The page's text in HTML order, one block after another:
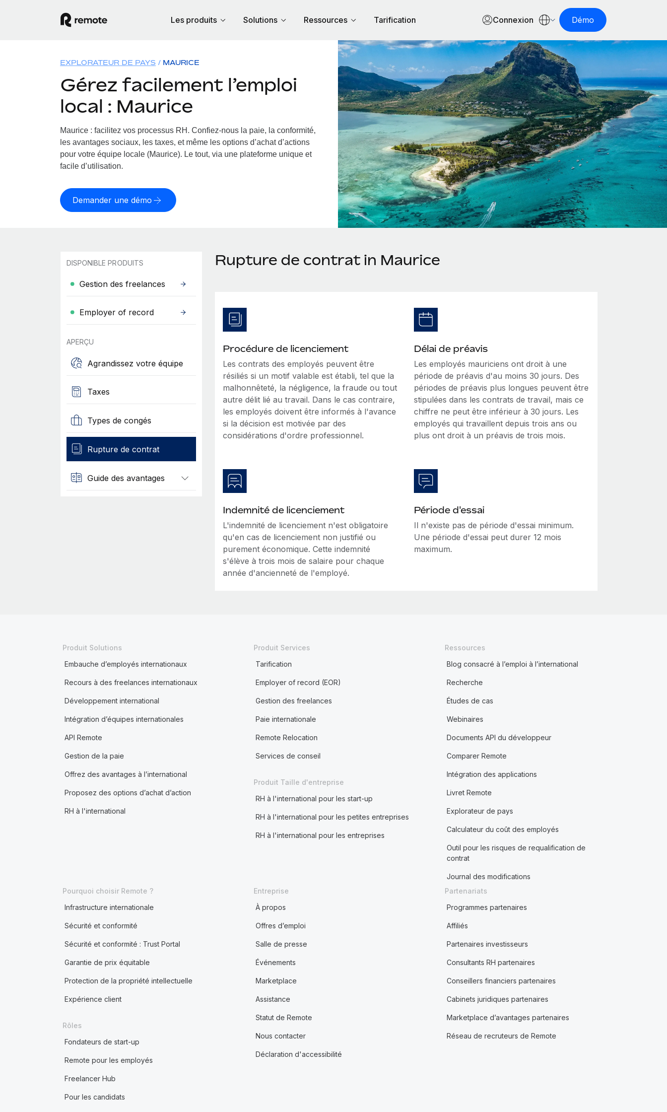
Les produits Solutions Ressources Tarification Connexion Démo
EXPLORATEUR DE PAYS MAURICE
Gérez facilement l’emploi
local : Maurice
Maurice : facilitez vos processus RH. Confiez-nous la paie, la conformité,
les avantages sociaux, les taxes, et même les options d’achat d’actions
pour votre équipe locale (Maurice). Le tout, via une plateforme unique et
facile d’utilisation.
Demander une démo
DISPONIBLE PRODUITS
Gestion des freelances
Employer of record
APERÇU
Agrandissez votre équipe
Taxes
Types de congés
Rupture de contrat
Guide des avantages
Rupture de contrat in Maurice
Procédure de licenciement
Les contrats des employés peuvent être
résiliés si un motif valable est établi, tel que la
malhonnêteté, la négligence, la fraude ou tout
autre délit lié au travail. Dans le cas contraire,
les employés doivent être informés à l'avance
si la décision est motivée par des
considérations d'ordre professionnel.
Délai de préavis
Les employés mauriciens ont droit à une
période de préavis d'au moins 30 jours. Des
périodes de préavis plus longues peuvent être
stipulées dans les contrats de travail, mais ce
chiffre ne peut être inférieur à 30 jours. Les
employés qui travaillent depuis trois ans ou
plus ont droit à un préavis de trois mois.
Indemnité de licenciement
L'indemnité de licenciement n'est obligatoire
qu'en cas de licenciement non justifié ou
purement économique. Cette indemnité
s'élève à trois mois de salaire pour chaque
année d'ancienneté de l'employé.
Période d'essai
Il n'existe pas de période d'essai minimum.
Une période d'essai peut durer 12 mois
maximum.
Produit Solutions
Embauche d’employés internationaux
Recours à des freelances internationaux
Développement international
Intégration d’équipes internationales
API Remote
Gestion de la paie
Offrez des avantages à l’international
Proposez des options d’achat d’action
RH à l'international
Produit Services
Tarification
Employer of record (EOR)
Gestion des freelances
Paie internationale
Remote Relocation
Services de conseil
Produit Taille d'entreprise
RH à l'international pour les start-up
RH à l'international pour les petites entreprises
RH à l'international pour les entreprises
Ressources
Blog consacré à l’emploi à l’international
Recherche
Études de cas
Webinaires
Documents API du développeur
Comparer Remote
Intégration des applications
Livret Remote
Explorateur de pays
Calculateur du coût des employés
Outil pour les risques de requalification de
contrat
Journal des modifications
Pourquoi choisir Remote ?
Infrastructure internationale
Sécurité et conformité
Sécurité et conformité : Trust Portal
Garantie de prix équitable
Protection de la propriété intellectuelle
Expérience client
Rôles
Fondateurs de start-up
Remote pour les employés
Freelancer Hub
Pour les candidats
Entreprise
À propos
Offres d’emploi
Salle de presse
Événements
Marketplace
Assistance
Statut de Remote
Nous contacter
Déclaration d'accessibilité
Partenariats
Programmes partenaires
Affiliés
Partenaires investisseurs
Consultants RH partenaires
Conseillers financiers partenaires
Cabinets juridiques partenaires
Marketplace d’avantages partenaires
Réseau de recruteurs de Remote